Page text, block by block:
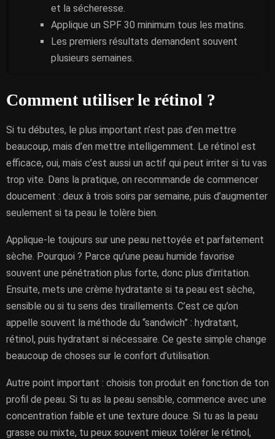
et la sécheresse.
Applique un SPF 30 minimum tous les matins.
Les premiers résultats demandent souvent
plusieurs semaines.
Comment utiliser le rétinol ?
Si tu débutes, le plus important n’est pas d’en mettre
beaucoup, mais d’en mettre intelligemment. Le rétinol est
efficace, oui, mais c’est aussi un actif qui peut irriter si tu vas
trop vite. Dans la pratique, on recommande de commencer
doucement : deux à trois soirs par semaine, puis d’augmenter
seulement si ta peau le tolère bien.
Applique-le toujours sur une peau nettoyée et parfaitement
sèche. Pourquoi ? Parce qu’une peau humide favorise
souvent une pénétration plus forte, donc plus d’irritation.
Ensuite, mets une crème hydratante si ta peau est sèche,
sensible ou si tu sens des tiraillements. C’est ce qu’on
appelle souvent la méthode du “sandwich” : hydratant,
rétinol, puis hydratant si nécessaire. Ce geste simple change
beaucoup de choses sur le confort d’utilisation.
Autre point important : choisis ton produit en fonction de ton
profil de peau. Si tu as la peau sensible, commence avec une
concentration faible et une texture douce. Si tu as la peau
grasse ou mixte, tu peux souvent mieux tolérer le rétinol,